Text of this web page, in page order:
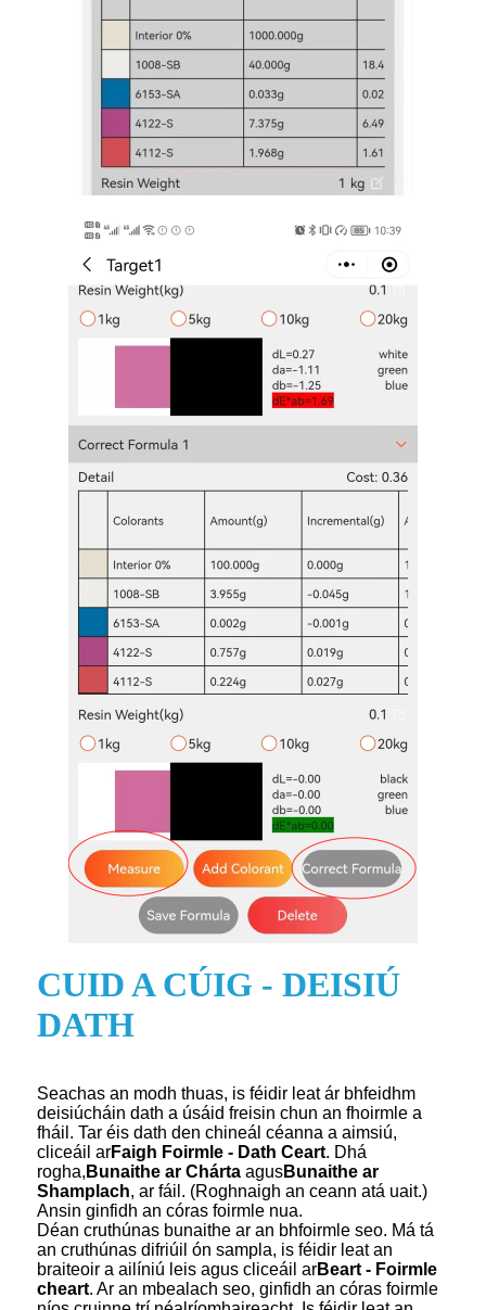
CUID A CÚIG - DEISIÚ
DATH
Seachas an modh thuas, is féidir leat ár bhfeidhm
deisiúcháin dath a úsáid freisin chun an fhoirmle a
fháil. Tar éis dath den chineál céanna a aimsiú,
cliceáil arFaigh Foirmle - Dath Ceart. Dhá
rogha, Bunaithe ar Chárta agusBunaithe ar
Shamplach, ar fáil. (Roghnaigh an ceann atá uait.)
Ansin ginfidh an córas foirmle nua.
Déan cruthúnas bunaithe ar an bhfoirmle seo. Má tá
an cruthúnas difriúil ón sampla, is féidir leat an
braiteoir a ailíniú leis agus cliceáil arBeart - Foirmle
cheart. Ar an mbealach seo, ginfidh an córas foirmle